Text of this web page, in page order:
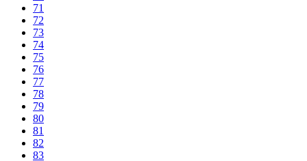
71
72
73
74
75
76
77
78
79
80
81
82
83